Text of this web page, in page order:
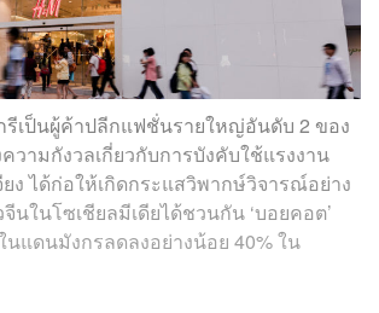
รีเป็นผู้ค้าปลีกแฟชั่นรายใหญ่อันดับ 2 ของ
วามกังวลเกี่ยวกับการบังคับใช้แรงงาน
ง ได้ก่อให้เกิดกระแสวิพากษ์วิจารณ์อย่าง
นในโซเชียลมีเดียได้ชวนกัน ‘บอยคอต’
แดนมังกรลดลงอย่างน้อย 40% ใน